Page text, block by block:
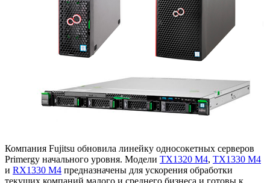
Компания Fujitsu обновила линейку односокетных серверов
Primergy начального уровня. Модели TX1320 M4, TX1330 M4
и RX1330 M4 предназначены для ускорения обработки